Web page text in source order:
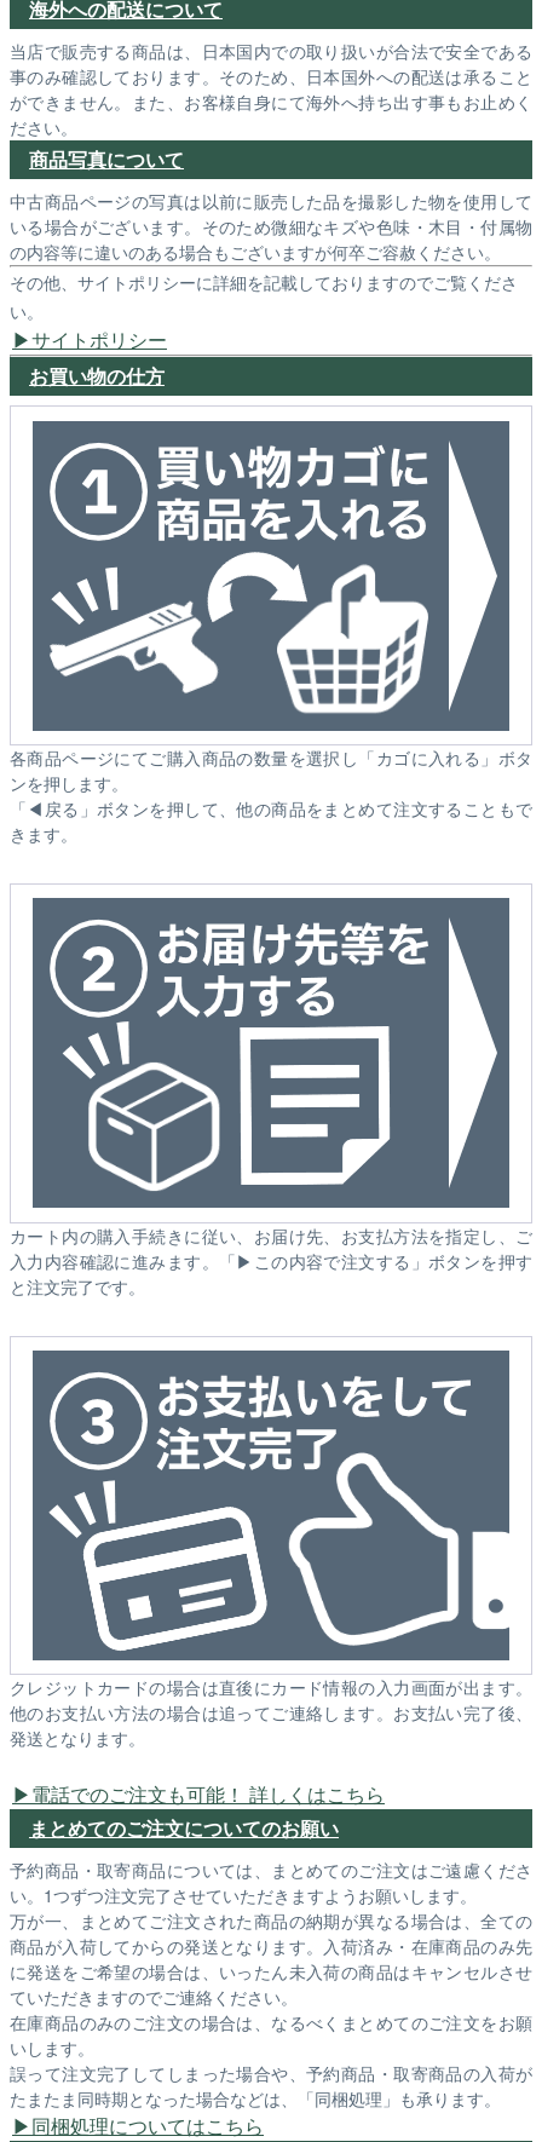
海外への配送について
当店で販売する商品は、日本国内での取り扱いが合法で安全である
事のみ確認しております。そのため、日本国外への配送は承ること
ができません。また、お客様自身にて海外へ持ち出す事もお止めく
ださい。
商品写真について
中古商品ページの写真は以前に販売した品を撮影した物を使用して
いる場合がございます。そのため微細なキズや色味・木目・付属物
の内容等に違いのある場合もございますが何卒ご容赦ください。
その他、サイトポリシーに詳細を記載しておりますのでご覧くださ
い。
サイトポリシー
お買い物の仕方
各商品ページにてご購入商品の数量を選択し「カゴに入れる」ボタ
ンを押します。
「◀戻る」ボタンを押して、他の商品をまとめて注文することもで
きます。
カート内の購入手続きに従い、お届け先、お支払方法を指定し、ご
入力内容確認に進みます。「▶この内容で注文する」ボタンを押す
と注文完了です。
クレジットカードの場合は直後にカード情報の入力画面が出ます。
他のお支払い方法の場合は追ってご連絡します。お支払い完了後、
発送となります。
電話でのご注文も可能！ 詳しくはこちら
まとめてのご注文についてのお願い
予約商品・取寄商品については、まとめてのご注文はご遠慮くださ
い。1つずつ注文完了させていただきますようお願いします。
万が一、まとめてご注文された商品の納期が異なる場合は、全ての
商品が入荷してからの発送となります。入荷済み・在庫商品のみ先
に発送をご希望の場合は、いったん未入荷の商品はキャンセルさせ
ていただきますのでご連絡ください。
在庫商品のみのご注文の場合は、なるべくまとめてのご注文をお願
いします。
誤って注文完了してしまった場合や、予約商品・取寄商品の入荷が
たまたま同時期となった場合などは、「同梱処理」も承ります。
同梱処理についてはこちら